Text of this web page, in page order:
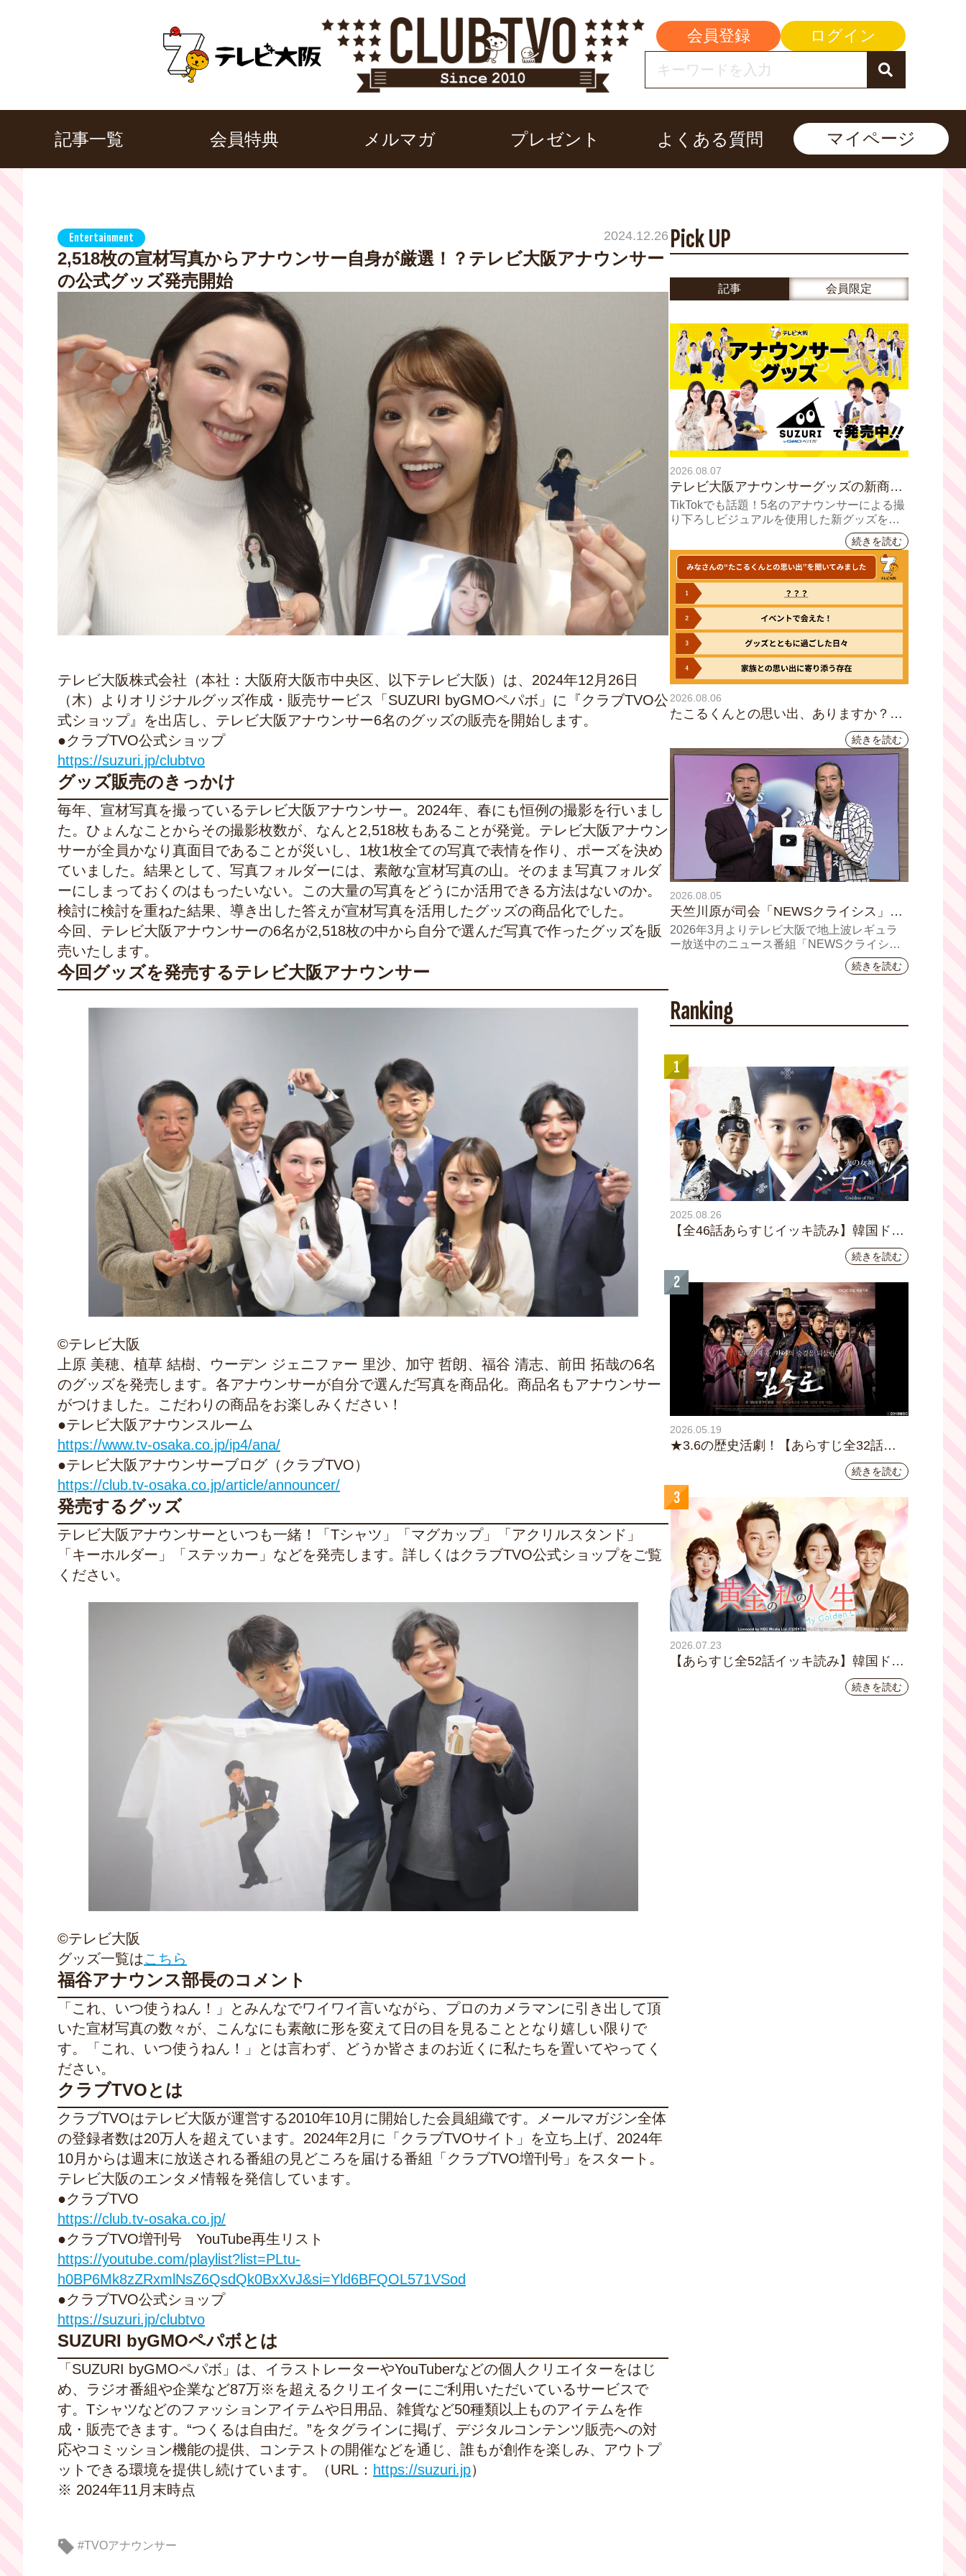
会員登録 ログイン
記事一覧 会員特典 メルマガ プレゼント よくある質問 マイページ
Entertainment 2024.12.26
2,518枚の宣材写真からアナウンサー自身が厳選！？テレビ大阪アナウンサー
の公式グッズ発売開始
テレビ大阪株式会社（本社：大阪府大阪市中央区、以下テレビ大阪）は、2024年12月26日
（木）よりオリジナルグッズ作成・販売サービス「SUZURI byGMOペパボ」に『クラブTVO公
式ショップ』を出店し、テレビ大阪アナウンサー6名のグッズの販売を開始します。
●クラブTVO公式ショップ
https://suzuri.jp/clubtvo
グッズ販売のきっかけ
毎年、宣材写真を撮っているテレビ大阪アナウンサー。2024年、春にも恒例の撮影を行いまし
た。ひょんなことからその撮影枚数が、なんと2,518枚もあることが発覚。テレビ大阪アナウン
サーが全員かなり真面目であることが災いし、1枚1枚全ての写真で表情を作り、ポーズを決め
ていました。結果として、写真フォルダーには、素敵な宣材写真の山。そのまま写真フォルダ
ーにしまっておくのはもったいない。この大量の写真をどうにか活用できる方法はないのか。
検討に検討を重ねた結果、導き出した答えが宣材写真を活用したグッズの商品化でした。
今回、テレビ大阪アナウンサーの6名が2,518枚の中から自分で選んだ写真で作ったグッズを販
売いたします。
今回グッズを発売するテレビ大阪アナウンサー
©テレビ大阪
上原 美穂、植草 結樹、ウーデン ジェニファー 里沙、加守 哲朗、福谷 清志、前田 拓哉の6名
のグッズを発売します。各アナウンサーが自分で選んだ写真を商品化。商品名もアナウンサー
がつけました。こだわりの商品をお楽しみください！
●テレビ大阪アナウンスルーム
https://www.tv-osaka.co.jp/ip4/ana/
●テレビ大阪アナウンサーブログ（クラブTVO）
https://club.tv-osaka.co.jp/article/announcer/
発売するグッズ
テレビ大阪アナウンサーといつも一緒！「Tシャツ」「マグカップ」「アクリルスタンド」
「キーホルダー」「ステッカー」などを発売します。詳しくはクラブTVO公式ショップをご覧
ください。
©テレビ大阪
グッズ一覧はこちら
福谷アナウンス部長のコメント
「これ、いつ使うねん！」とみんなでワイワイ言いながら、プロのカメラマンに引き出して頂
いた宣材写真の数々が、こんなにも素敵に形を変えて日の目を見ることとなり嬉しい限りで
す。「これ、いつ使うねん！」とは言わず、どうか皆さまのお近くに私たちを置いてやってく
ださい。
クラブTVOとは
クラブTVOはテレビ大阪が運営する2010年10月に開始した会員組織です。メールマガジン全体
の登録者数は20万人を超えています。2024年2月に「クラブTVOサイト」を立ち上げ、2024年
10月からは週末に放送される番組の見どころを届ける番組「クラブTVO増刊号」をスタート。
テレビ大阪のエンタメ情報を発信しています。
●クラブTVO
https://club.tv-osaka.co.jp/
●クラブTVO増刊号 YouTube再生リスト
https://youtube.com/playlist?list=PLtu-
h0BP6Mk8zZRxmlNsZ6QsdQk0BxXvJ&si=Yld6BFQOL571VSod
●クラブTVO公式ショップ
https://suzuri.jp/clubtvo
SUZURI byGMOペパボとは
「SUZURI byGMOペパボ」は、イラストレーターやYouTuberなどの個人クリエイターをはじ
め、ラジオ番組や企業など87万※を超えるクリエイターにご利用いただいているサービスで
す。Tシャツなどのファッションアイテムや日用品、雑貨など50種類以上ものアイテムを作
成・販売できます。“つくるは自由だ。”をタグラインに掲げ、デジタルコンテンツ販売への対
応やコミッション機能の提供、コンテストの開催などを通じ、誰もが創作を楽しみ、アウトプ
ットできる環境を提供し続けています。（URL： https://suzuri.jp）
※ 2024年11月末時点
#TVOアナウンサー
Pick UP
記事 会員限定
2026.08.07
テレビ大阪アナウンサーグッズの新商品
8月8日(土)に発売！ テーマは「個性全
開」5人それぞれの"らしさ"を詰め込んだ
TikTokでも話題！5名のアナウンサーによる撮
り下ろしビジュアルを使用した新グッズを発
続きを読む
2026.08.06
たこるくんとの思い出、ありますか？会
員のみなさんに聞いてみました
続きを読む
2026.08.05
天竺川原が司会「NEWSクライシス」チ
ャンネル登録者数10万人突破！テレビ大
阪の番組史上最速記録を更新
2026年3月よりテレビ大阪で地上波レギュラ
ー放送中のニュース番組「NEWSクライシ
ス」が、このたび2026年7月12日(日)に、
YouTubeチャンネル登録者数10万人を達成し
続きを読む
Ranking
1
2025.08.26
【全46話あらすじイッキ読み】韓国ドラ
マ『火の女神 ジョンイ』｜テレビ大阪
9月11日（木）朝8時放送スタート続きを読む
2
2026.05.19
★3.6の歴史活劇！【あらすじ全32話イ
ッキ読み】韓国ドラマ『鉄の王 キム・
スロ』｜テレビ大阪5月20日(水)あさ8時
00分スタート【TVer配信あり】
続きを読む
3
2026.07.23
【あらすじ全52話イッキ読み】韓国ドラ
マ『黄金の私の人生』｜テレビ大阪 月曜
続きを読む